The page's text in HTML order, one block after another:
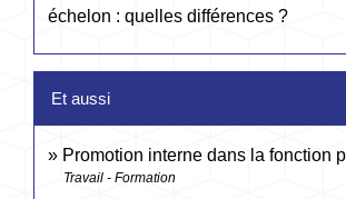
échelon : quelles différences ?
Et aussi
Promotion interne dans la fonction
Travail - Formation